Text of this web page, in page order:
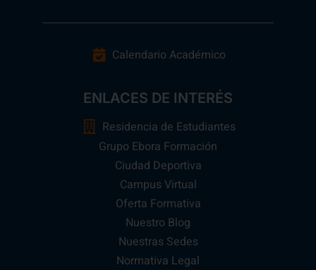
Calendario Académico
ENLACES DE INTERÉS
Residencia de Estudiantes
Grupo Ebora Formación
Ciudad Deportiva
Campus Virtual
Oferta Formativa
Nuestro Blog
Nuestras Sedes
Normativa Legal